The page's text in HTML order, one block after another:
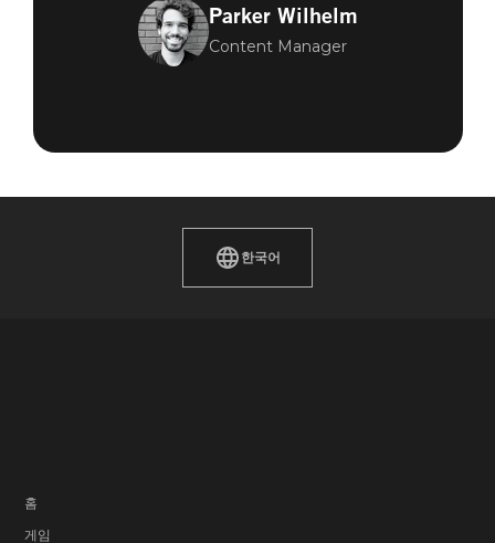
Parker Wilhelm
Content Manager
한국어
홈
게임